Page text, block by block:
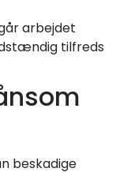
arbejdet
tilfreds
beskadige